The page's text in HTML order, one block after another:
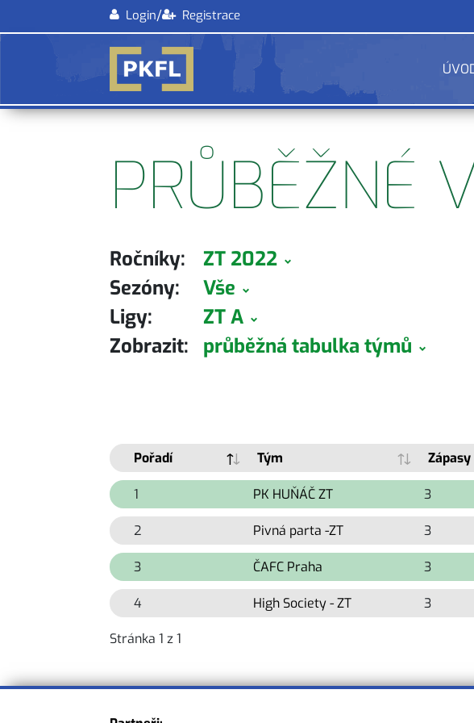
Login/ Registrace
PRŮBĚŽNÉ
ZT 2022
Ročníky:
Vše
Sezóny:
ZT A
Ligy:
průběžná tabulka týmů
Zobrazit:
Pořadí Tým Zápasy
1 PK HUŇÁČ ZT 3
2 Pivná parta -ZT 3
3 ČAFC Praha 3
4 High Society - ZT 3
Stránka 1 z 1